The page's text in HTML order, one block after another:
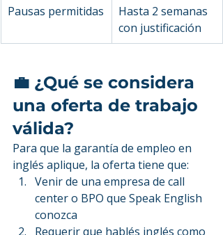
Pausas permitidas
Hasta 2 semanas
con justificación
💼 ¿Qué se considera
una oferta de trabajo
válida?
Para que la garantía de empleo en
inglés aplique, la oferta tiene que:
Venir de una empresa de call
center o BPO que Speak English
conozca
Requerir que hablés inglés como